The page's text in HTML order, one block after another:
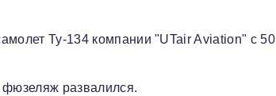
Ту-134 компании "UTair Aviation" с 50
развалился.